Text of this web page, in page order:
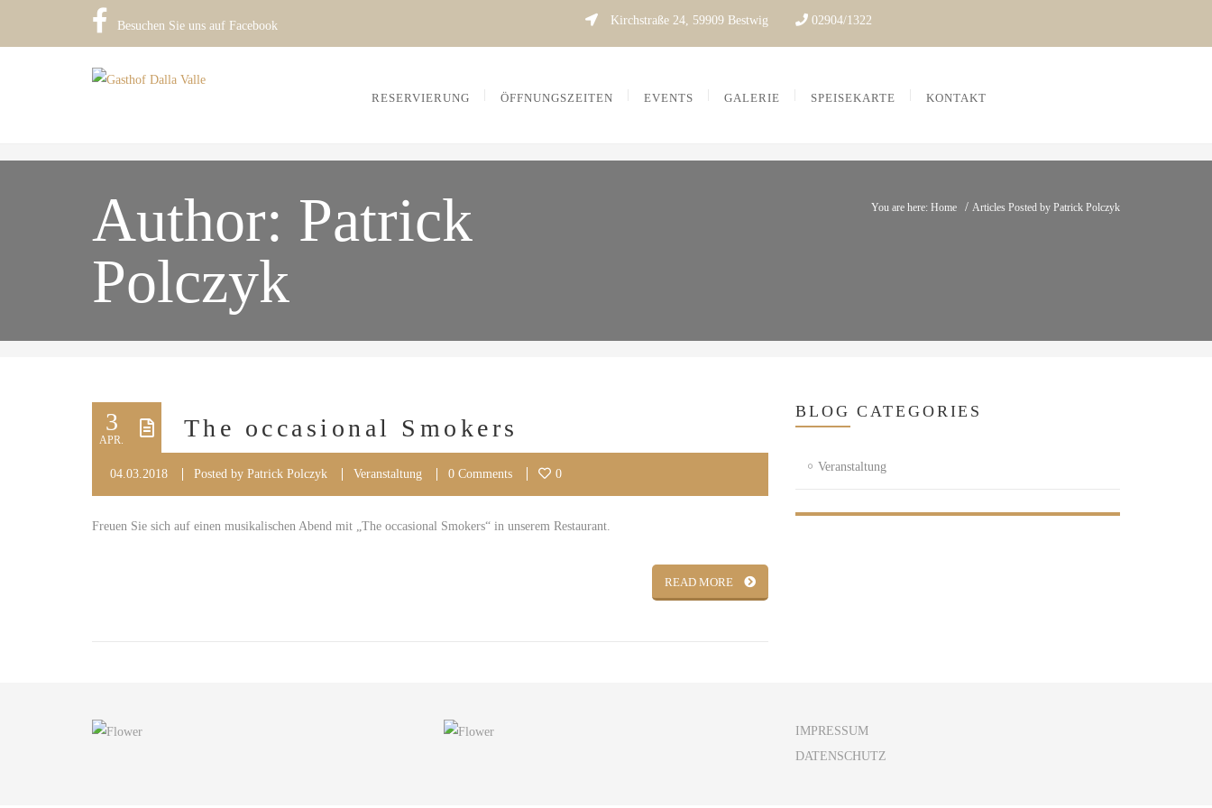
Besuchen Sie uns auf Facebook Kirchstraße 24, 59909 Bestwig 02904/1322
RESERVIERUNG ÖFFNUNGSZEITEN EVENTS GALERIE SPEISEKARTE KONTAKT
Author: Patrick
Polczyk
You are here: Home / Articles Posted by Patrick Polczyk
3
APR. The occasional Smokers
04.03.2018 Posted by Patrick Polczyk Veranstaltung 0 Comments 0
Freuen Sie sich auf einen musikalischen Abend mit „The occasional Smokers“ in unserem Restaurant.
READ MORE
BLOG CATEGORIES
Veranstaltung
IMPRESSUM
DATENSCHUTZ